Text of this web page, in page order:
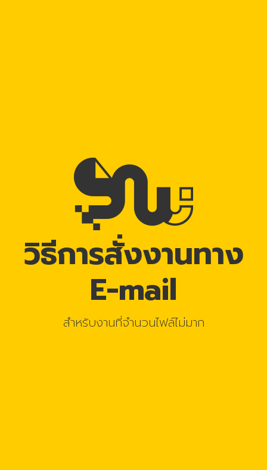
วิธีการสั่งงานทาง
E-mail
สำหรับงานที่จำนวนไฟล์ไม่มาก